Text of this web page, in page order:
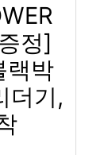
정]
랙박
더기,